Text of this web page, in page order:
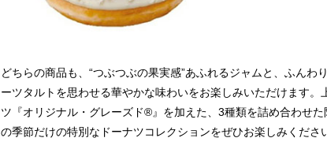
どちらの商品も、“つぶつぶの果実感”あふれるジャムと、ふん
ーツタルトを思わせる華やかな味わいをお楽しみいただけます
ツ『オリジナル・グレーズド®』を加えた、3種類を詰め合わせ
の季節だけの特別なドーナツコレクションをぜひお楽しみくださ